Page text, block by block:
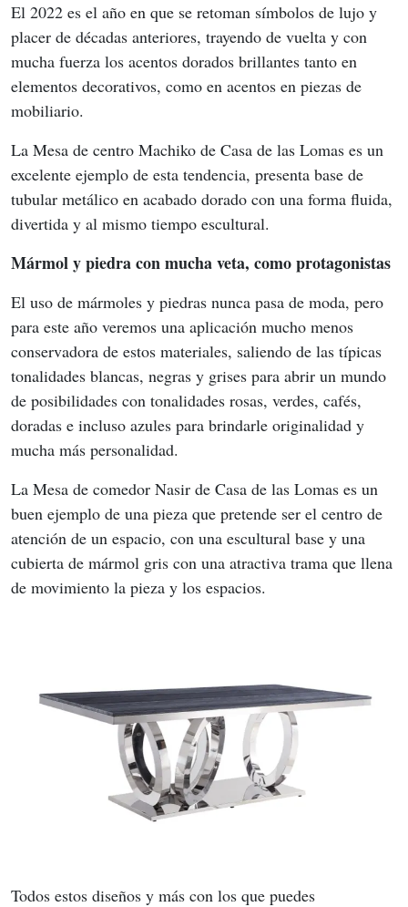
El 2022 es el año en que se retoman símbolos de lujo y
placer de décadas anteriores, trayendo de vuelta y con
mucha fuerza los acentos dorados brillantes tanto en
elementos decorativos, como en acentos en piezas de
mobiliario.
La Mesa de centro Machiko de Casa de las Lomas es un
excelente ejemplo de esta tendencia, presenta base de
tubular metálico en acabado dorado con una forma fluida,
divertida y al mismo tiempo escultural.
Mármol y piedra con mucha veta, como protagonistas
El uso de mármoles y piedras nunca pasa de moda, pero
para este año veremos una aplicación mucho menos
conservadora de estos materiales, saliendo de las típicas
tonalidades blancas, negras y grises para abrir un mundo
de posibilidades con tonalidades rosas, verdes, cafés,
doradas e incluso azules para brindarle originalidad y
mucha más personalidad.
La Mesa de comedor Nasir de Casa de las Lomas es un
buen ejemplo de una pieza que pretende ser el centro de
atención de un espacio, con una escultural base y una
cubierta de mármol gris con una atractiva trama que llena
de movimiento la pieza y los espacios.
Todos estos diseños y más con los que puedes